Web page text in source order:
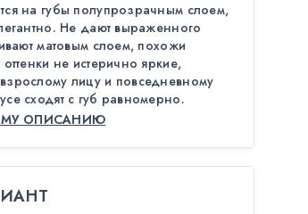
на губы полупрозрачным слоем,
Не дают выраженного
матовым слоем, похожи
не истерично яркие,
лицу и повседневному
сходят с губ равномерно.
ОПИСАНИЮ